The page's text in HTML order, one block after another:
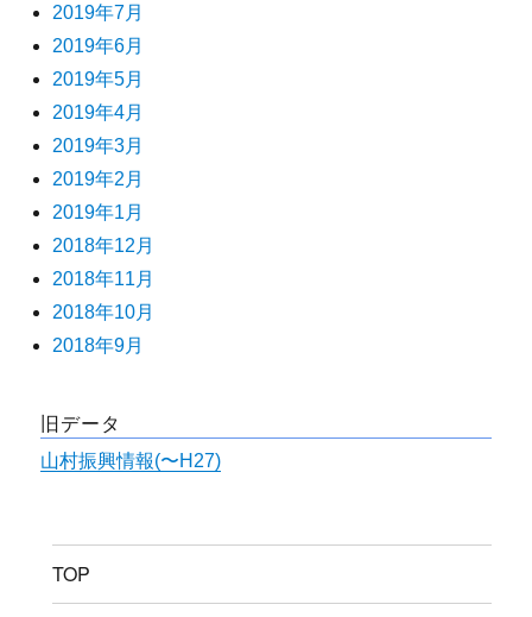
2019年7月
2019年6月
2019年5月
2019年4月
2019年3月
2019年2月
2019年1月
2018年12月
2018年11月
2018年10月
2018年9月
旧データ
山村振興情報(〜H27)
TOP